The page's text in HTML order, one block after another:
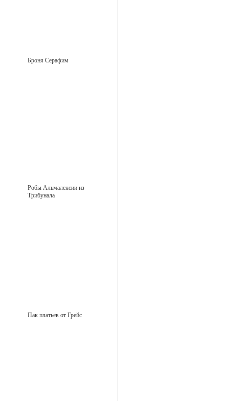
Броня Серафим
Робы Альмалексии из
Трибунала
Пак платьев от Грейс